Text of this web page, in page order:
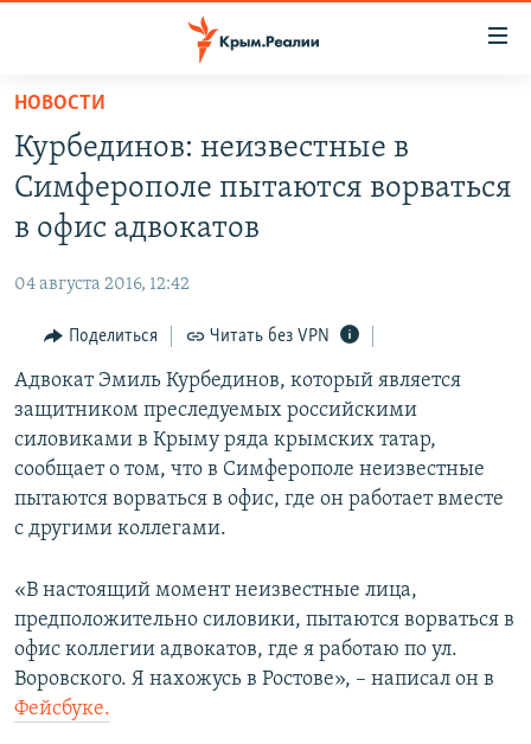
Вернуться
основному
содержанию
Вернутся
главной
навигации
Вернутся
поиску
НОВОСТИ
СПЕЦПРОЕКТЫ
ГРУЗ 200
11 ЛЕТ ОККУПАЦИИ КРЫМА. 11 ИСТОРИЙ СОПРОТИВЛЕНИЯ
ВОДА
ЕЩЕ
ИНТЕРАКТИВ
ИНФОГРАФИКА
ТЕЛЕПРОЕКТ КРЫМ.РЕАЛИИ
СОВЕТЫ ПРАВОЗАЩИТНИКОВ
ПРОПАВШИЕ БЕЗ ВЕСТИ
КРЫМ.НЕПОКОРЕННЫЙ
УКРАИНСКАЯ ПРОБЛЕМА КРЫМА
РАДІО СВОБОДА
КАК ОБОЙТИ БЛОКИРОВКУ
Українською
Все сайты RFE/RL
НОВОСТИ
Курбединов: неизвестные в
Симферополе пытаются ворваться
в офис адвокатов
04 августа 2016, 12:42
Поделиться Читать без VPN
Адвокат Эмиль Курбединов, который является
защитником преследуемых российскими
силовиками в Крыму ряда крымских татар,
сообщает о том, что в Симферополе неизвестные
пытаются ворваться в офис, где он работает вместе
с другими коллегами.
«В настоящий момент неизвестные лица,
предположительно силовики, пытаются ворваться в
офис коллегии адвокатов, где я работаю по ул.
Воровского. Я нахожусь в Ростове», – написал он в
Фейсбуке.